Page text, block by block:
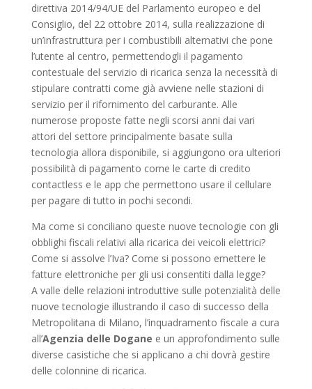
direttiva 2014/94/UE del Parlamento europeo e del
Consiglio, del 22 ottobre 2014, sulla realizzazione di
un’infrastruttura per i combustibili alternativi che pone
l’utente al centro, permettendogli il pagamento
contestuale del servizio di ricarica senza la necessità di
stipulare contratti come già avviene nelle stazioni di
servizio per il rifornimento del carburante. Alle
numerose proposte fatte negli scorsi anni dai vari
attori del settore principalmente basate sulla
tecnologia allora disponibile, si aggiungono ora ulteriori
possibilità di pagamento come le carte di credito
contactless e le app che permettono usare il cellulare
per pagare di tutto in pochi secondi.
Ma come si conciliano queste nuove tecnologie con gli
obblighi fiscali relativi alla ricarica dei veicoli elettrici?
Come si assolve l’Iva? Come si possono emettere le
fatture elettroniche per gli usi consentiti dalla legge?
A valle delle relazioni introduttive sulle potenzialità delle
nuove tecnologie illustrando il caso di successo della
Metropolitana di Milano, l’inquadramento fiscale a cura
all’Agenzia delle Dogane e un approfondimento sulle
diverse casistiche che si applicano a chi dovrà gestire
delle colonnine di ricarica.